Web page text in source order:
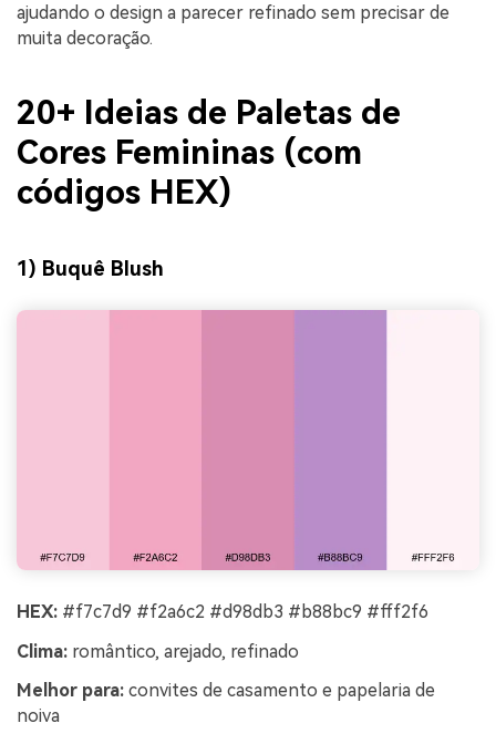
ajudando o design a parecer refinado sem precisar de
muita decoração.
20+ Ideias de Paletas de
Cores Femininas (com
códigos HEX)
1) Buquê Blush
HEX: #f7c7d9 #f2a6c2 #d98db3 #b88bc9 #fff2f6
Clima: romântico, arejado, refinado
Melhor para: convites de casamento e papelaria de
noiva